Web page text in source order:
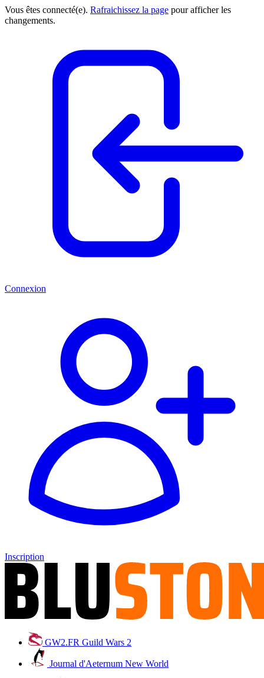
Vous êtes connecté(e). Rafraichissez la page pour afficher les
changements.
Connexion
Inscription
GW2.FR Guild Wars 2
Journal d'Aeternum New World